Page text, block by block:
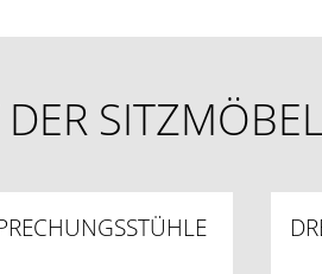
SITZMÖBEL